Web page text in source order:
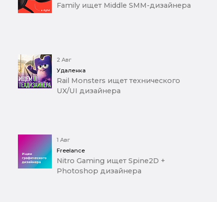
Family ищет Middle SMM-дизайнера
2 Авг
Удаленка
Rail Monsters ищет технического
UX/UI дизайнера
1 Авг
Freelance
Nitro Gaming ищет Spine2D +
Photoshop дизайнера